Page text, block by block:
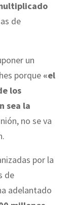
de
un
porque «el
los
sea la
no se va
por la
de
adelantado